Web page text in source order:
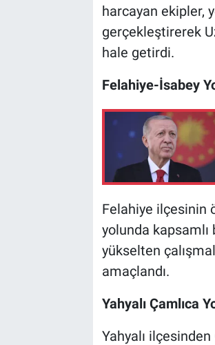
harcayan ekipler,
gerçekleştirerek
hale getirdi.
Felahiye-İsabey
Felahiye ilçesinin
yolunda kapsamlı
yükselten
amaçlandı.
Yahyalı Çamlıca
Yahyalı